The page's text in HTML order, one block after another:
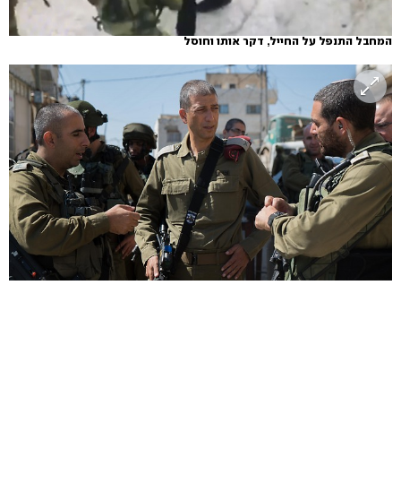
המחבל התנפל על החייל, דקר אותו וחוסל